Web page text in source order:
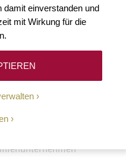
damit einverstanden und
mit Wirkung für die
Fuße des Ödenburger
der südlichste Zipfel des